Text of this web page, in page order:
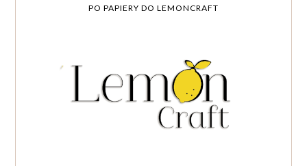
PO PAPIERY DO LEMONCRAFT